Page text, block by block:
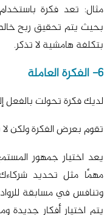
مثال: تعد فكرة
بتكلفة هامشية لا تذكر.
6- الفكرة العاملة
لديك فكرة تحولت بالفعل
تقوم بعرض الفكرة ولكن
يعد اختيار جمهور
مهمًا مثل تحديد
وتنافس في مسابقة
يتم اختيار أفكار جديدة